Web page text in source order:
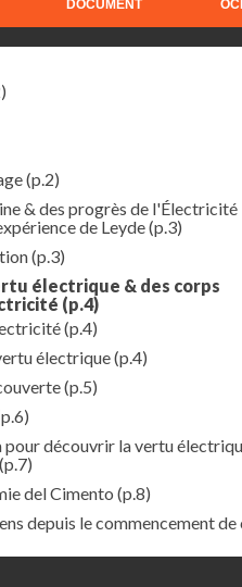
DOCUMENT
(p.2)
& des progrès de l'Électricité
de Leyde(p.3)
(p.3)
électrique & des corps
(p.4)
(p.4)
électrique(p.4)
(p.5)
découvrir la vertu
(p.7)
del Cimento (p.8)
depuis le commencement de